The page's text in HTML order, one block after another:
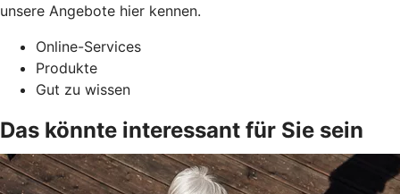
unsere Angebote hier kennen.
Online-Services
Produkte
Gut zu wissen
Das könnte interessant für Sie sein